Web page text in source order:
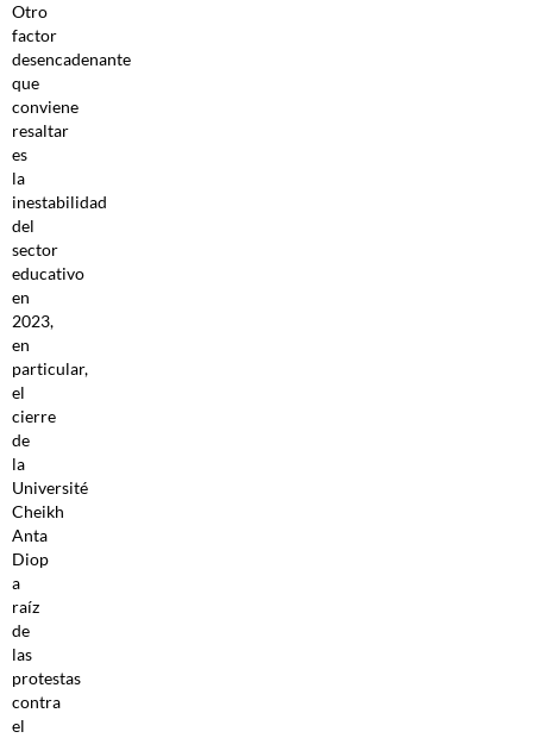
Otro
factor
desencadenante
que
conviene
resaltar
es
la
inestabilidad
del
sector
educativo
en
2023,
en
particular,
el
cierre
de
la
Université
Cheikh
Anta
Diop
a
raíz
de
las
protestas
contra
el